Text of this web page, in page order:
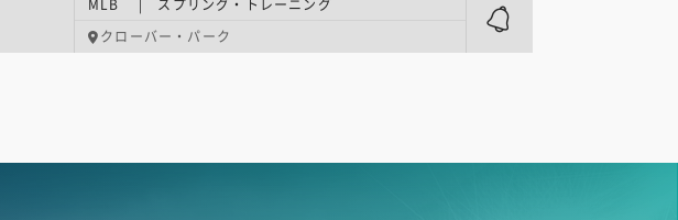
MLB | スプリング・トレーニング
クローバー・パーク